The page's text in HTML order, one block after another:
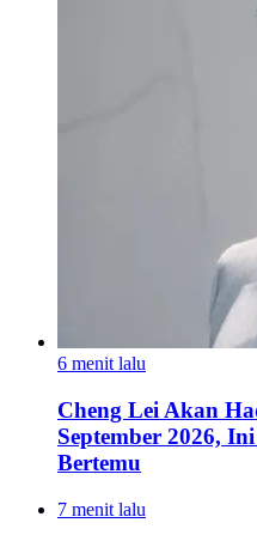
6 menit lalu
Cheng Lei Akan
September 2026,
Bertemu
7 menit lalu